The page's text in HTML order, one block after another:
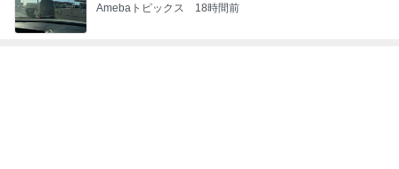
Amebaトピックス 18時間前